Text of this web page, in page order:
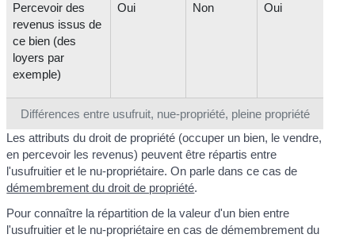
Différences entre usufruit, nue-propriété, pleine propriété
Percevoir des
revenus issus de
ce bien (des
loyers par
exemple)
Oui Non Oui
Les attributs du droit de propriété (occuper un bien, le vendre,
en percevoir les revenus) peuvent être répartis entre
l'usufruitier et le nu-propriétaire. On parle dans ce cas de
démembrement du droit de propriété.
Pour connaître la répartition de la valeur d'un bien entre
l'usufruitier et le nu-propriétaire en cas de démembrement du